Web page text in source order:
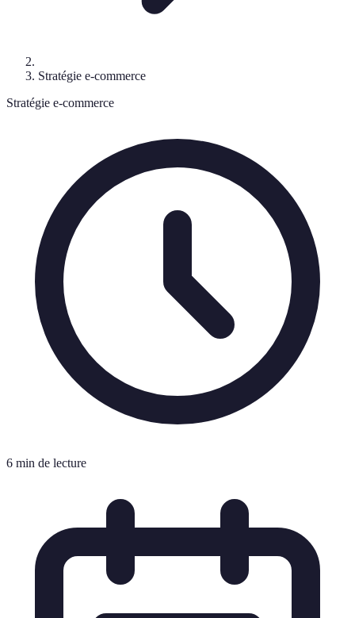
Stratégie e-commerce
Stratégie e-commerce
6 min de lecture